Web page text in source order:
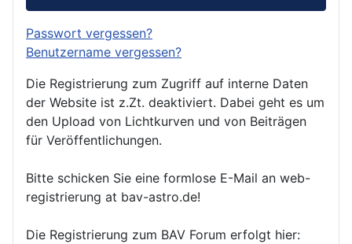
Passwort vergessen?
Benutzername vergessen?
Die Registrierung zum Zugriff auf interne Daten
der Website ist z.Zt. deaktiviert. Dabei geht es um
den Upload von Lichtkurven und von Beiträgen
für Veröffentlichungen.
Bitte schicken Sie eine formlose E-Mail an web-
registrierung at bav-astro.de!
Die Registrierung zum BAV Forum erfolgt hier: